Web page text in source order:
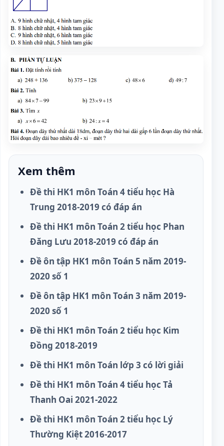
Xem thêm
Đề thi HK1 môn Toán 4 tiểu học Hà
Trung 2018-2019 có đáp án
Đề thi HK1 môn Toán 2 tiểu học Phan
Đăng Lưu 2018-2019 có đáp án
Đề ôn tập HK1 môn Toán 5 năm 2019-
2020 số 1
Đề ôn tập HK1 môn Toán 3 năm 2019-
2020 số 1
Đề thi HK1 môn Toán 2 tiểu học Kim
Đồng 2018-2019
Đề thi HK1 môn Toán lớp 3 có lời giải
Đề thi HK1 môn Toán 4 tiểu học Tả
Thanh Oai 2021-2022
Đề thi HK1 môn Toán 2 tiểu học Lý
Thường Kiệt 2016-2017